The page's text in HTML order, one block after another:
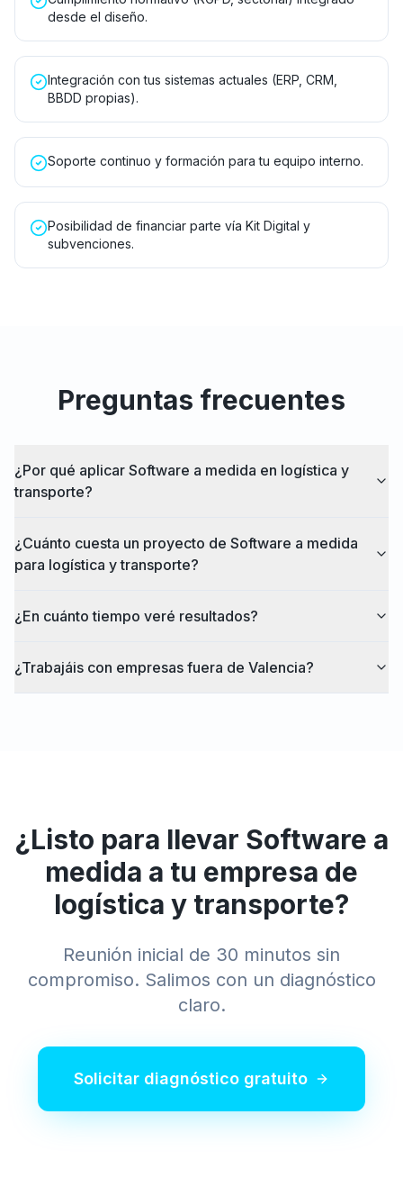
desde el diseño.
Integración con tus sistemas actuales (ERP, CRM,
BBDD propias).
Soporte continuo y formación para tu equipo interno.
Posibilidad de financiar parte vía Kit Digital y
subvenciones.
Preguntas frecuentes
¿Por qué aplicar Software a medida en logística y
transporte?
¿Cuánto cuesta un proyecto de Software a medida
para logística y transporte?
¿En cuánto tiempo veré resultados?
¿Trabajáis con empresas fuera de Valencia?
¿Listo para llevar Software a
medida a tu empresa de
logística y transporte?
Reunión inicial de 30 minutos sin
compromiso. Salimos con un diagnóstico
claro.
Solicitar diagnóstico gratuito